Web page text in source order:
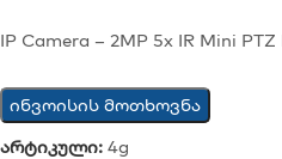
IP Camera – 2MP 5x IR Mini
ინვოისის მოთხოვნა
არტიკული: 4g